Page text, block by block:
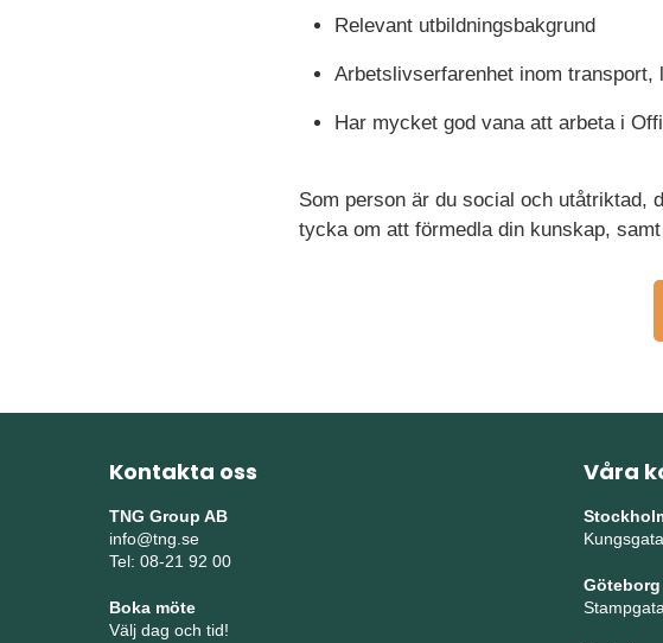
Relevant utbildningsbakgrund
Arbetslivserfarenhet inom transport,
Har mycket god vana att arbeta i
Som person är du social och utåtriktad,
tycka om att förmedla din kunskap,
Kontakta oss
TNG Group AB
info@tng.se
Tel: 08-21 92 00
Boka möte
Välj dag och tid!
Våra
Göteborg